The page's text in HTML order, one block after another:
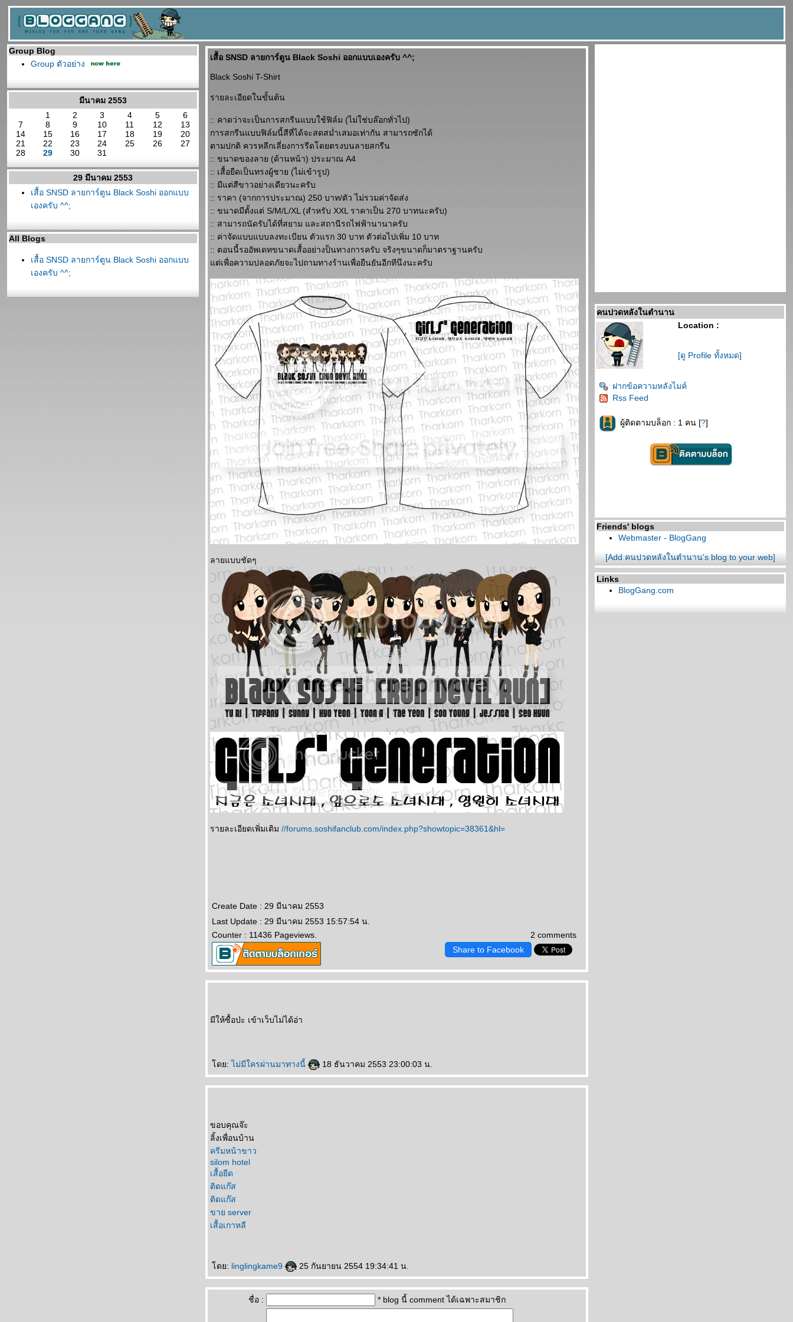
Group Blog
Group ตัวอย่าง
มีนาคม 2553
1
2 3 4 5
6
7
8 9 10 11 12
13
14
15 16 17 18 19
20
21
22 23 24 25 26
27
28
29 30 31
29 มีนาคม 2553
เสื้อ SNSD ลายการ์ตูน Black Soshi ออกแบบ
เองครับ ^^;
All Blogs
เสื้อ SNSD ลายการ์ตูน Black Soshi ออกแบบ
เองครับ ^^;
เสื้อ SNSD ลายการ์ตูน Black Soshi ออกแบบเองครับ ^^;
Black Soshi T-Shirt
รายละเอียดในขั้นต้น
:: คาดว่าจะเป็นการสกรีนแบบใช้ฟิล์ม (ไม่ใช่บล๊อกทั่วไป)
การสกรีนแบบฟิล์มนี้สีที่ได้จะสดสม่ำเสมอเท่ากัน สามารถซักได้
ตามปกติ ควรหลีกเลี่ยงการรีดโดยตรงบนลายสกรีน
:: ขนาดของลาย (ด้านหน้า) ประมาณ A4
:: เสื้อยืดเป็นทรงผู้ชาย (ไม่เข้ารูป)
:: มีแต่สีขาวอย่างเดียวนะครับ
:: ราคา (จากการประมาณ) 250 บาท/ตัว ไม่รวมค่าจัดส่ง
:: ขนาดมีตั้งแต่ S/M/L/XL (สำหรับ XXL ราคาเป็น 270 บาทนะครับ)
:: สามารถนัดรับได้ที่สยาม และสถานีรถไฟฟ้านานาครับ
:: ค่าจัดแบบแบบลงทะเบียน ตัวแรก 30 บาท ตัวต่อไปเพิ่ม 10 บาท
:: ตอนนี้รออัพเดทขนาดเสื้ออย่างป็นทางการครับ จริงๆขนาดก็มาตราฐานครับ
ต่เพื่อความปลอดภัยจะไปถามทางร้านเพื่อยืนยันอีกทีนึงนะครับ
ลายแบบชัดๆ
รายละเอียดเพิ่มเติม //forums.soshifanclub.com/index.php?showtopic=38361&hl=
Create Date : 29 มีนาคม 2553
2 comments
Last Update : 29 มีนาคม 2553 15:57:54 น.
Counter : 11436 Pageviews.
Share to Facebook
มีให้ซื้อป่ะ เข้าเว็บไม่ได้อ่า
ดย:ไม่มีใครผ่านมาทางนี้ 18 ธันวาคม 2553 23:00:03 น.
ขอบคุณจ๊ะ
ลิ้งเพื่อนบ้าน
ครีมหน้าขาว
silom hotel
เสื้อยืด
ติดแก๊ส
ติดแก๊ส
ขาย server
เสื้อเกาหลี
ดย: linglingkame9 25 กันยายน 2554 19:34:41 น.
ชื่อ : * blog นี้ comment ได้เฉพาะสมาชิก
คนปวดหลังในตำนาน
Location :
[ดู Profile ทั้งหมด]
ฝากข้อความหลังไมค์
Rss Feed
ผู้ติดตามบล็อก : 1 คน [?]
Friends' blogs
Webmaster - BlogGang
[Add คนปวดหลังในตำนาน's blog to your web]
Links
BlogGang.com